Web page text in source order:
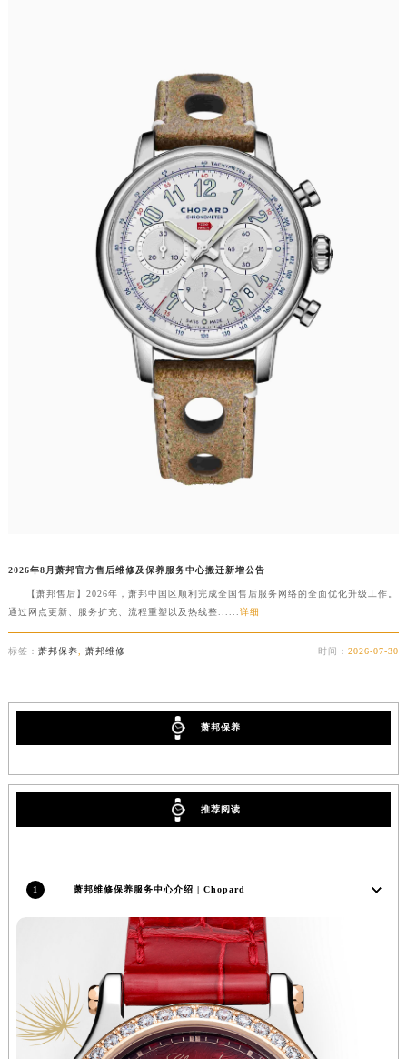
2026年8月萧邦官方售后维修及保养服务中心搬迁新增公告
【萧邦售后】2026年，萧邦中国区顺利完成全国售后服务网络的全面优化升级工作。
通过网点更新、服务扩充、流程重塑以及热线整...... 详细
标签： 萧邦保养 萧邦维修 时间：2026-07-30
萧邦保养
推荐阅读
1 萧邦维修保养服务中心介绍 | Chopard